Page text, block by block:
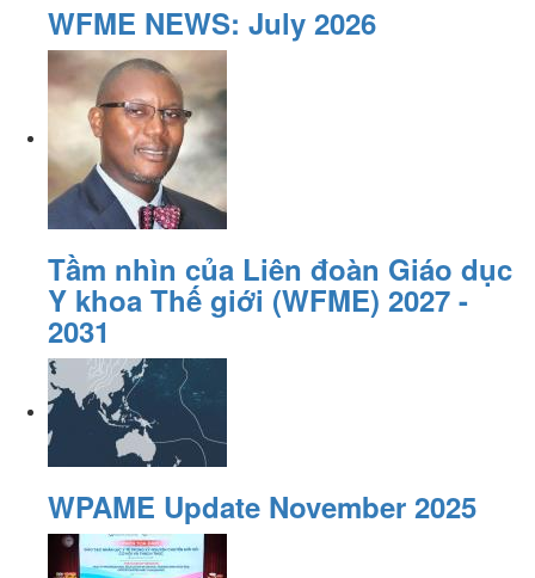
WFME NEWS: July 2026
Tầm nhìn của Liên đoàn Giáo dục
Y khoa Thế giới (WFME) 2027 -
2031
WPAME Update November 2025